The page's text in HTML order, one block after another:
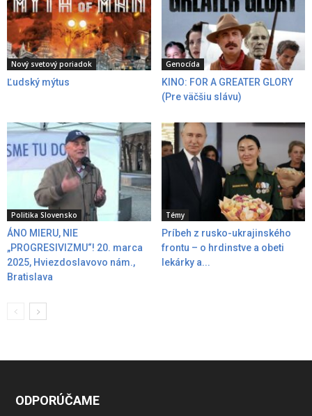
Nový svetový poriadok
Ľudský mýtus
Genocída
KINO: FOR A GREATER GLORY
(Pre väčšiu slávu)
Politika Slovensko
ÁNO MIERU, NIE
„PROGRESIVIZMU“! 20. marca
2025, Hviezdoslavovo nám.,
Bratislava
Témy
Príbeh z rusko-ukrajinského
frontu – o hrdinstve a obeti
lekárky a...
ODPORÚČAME